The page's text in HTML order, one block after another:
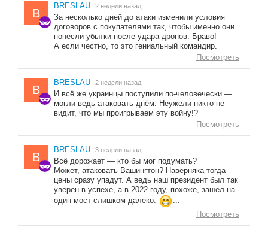
B
BRESLAU 2 недели назад
За несколько дней до атаки изменили условия
договоров с покупателями так, чтобы именно они
понесли убытки после удара дронов. Браво!
А если честно, то это гениальный командир.
Посмотреть
B
BRESLAU 2 недели назад
И всё же украинцы поступили по-человечески —
могли ведь атаковать днём. Неужели никто не
видит, что мы проигрываем эту войну!?
Посмотреть
B
BRESLAU 3 недели назад
Всё дорожает — кто бы мог подумать?
Может, атаковать Вашингтон? Наверняка тогда
цены сразу упадут. А ведь наш президент был так
уверен в успехе, а в 2022 году, похоже, зашёл на
один мост слишком далеко.
...
Посмотреть